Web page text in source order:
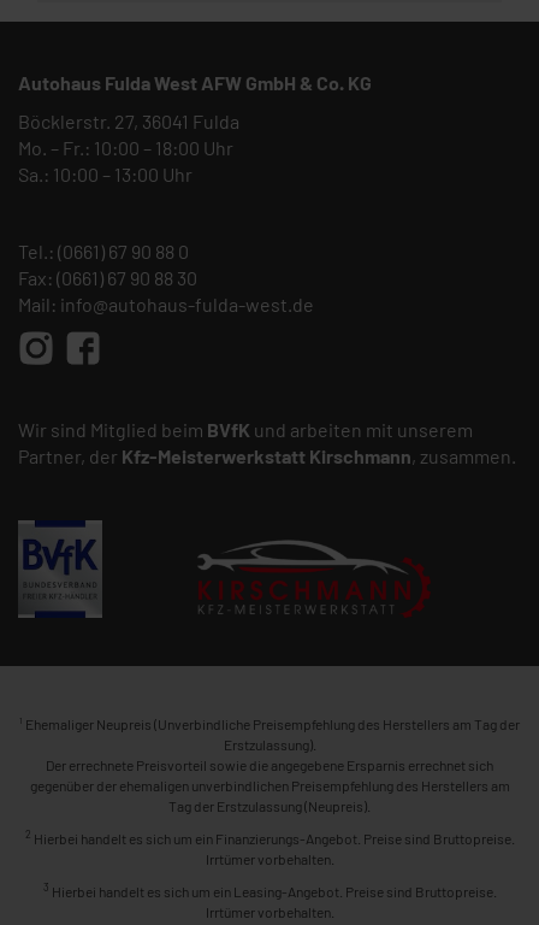
Autohaus Fulda West AFW GmbH & Co. KG
Böcklerstr. 27, 36041 Fulda
Mo. – Fr.: 10:00 – 18:00 Uhr
Sa.: 10:00 – 13:00 Uhr
Tel.: (0661) 67 90 88 0
Fax: (0661) 67 90 88 30
Mail: info@autohaus-fulda-west.de
Wir sind Mitglied beim BVfK und arbeiten mit unserem
Partner, der Kfz-Meisterwerkstatt Kirschmann, zusammen.
1 Ehemaliger Neupreis (Unverbindliche Preisempfehlung des Herstellers am Tag der
Erstzulassung).
Der errechnete Preisvorteil sowie die angegebene Ersparnis errechnet sich
gegenüber der ehemaligen unverbindlichen Preisempfehlung des Herstellers am
Tag der Erstzulassung (Neupreis).
2 Hierbei handelt es sich um ein Finanzierungs-Angebot. Preise sind Bruttopreise.
Irrtümer vorbehalten.
3 Hierbei handelt es sich um ein Leasing-Angebot. Preise sind Bruttopreise.
Irrtümer vorbehalten.